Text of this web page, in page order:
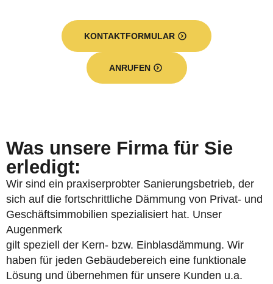
KONTAKTFORMULAR
ANRUFEN
Was unsere Firma für Sie
erledigt:
Wir sind ein praxiserprobter Sanierungsbetrieb, der
sich auf die fortschrittliche Dämmung von Privat- und
Geschäftsimmobilien spezialisiert hat. Unser
Augenmerk
gilt speziell der Kern- bzw. Einblasdämmung. Wir
haben für jeden Gebäudebereich eine funktionale
Lösung und übernehmen für unsere Kunden u.a.